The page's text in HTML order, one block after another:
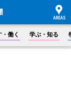
働く 学ぶ・知る